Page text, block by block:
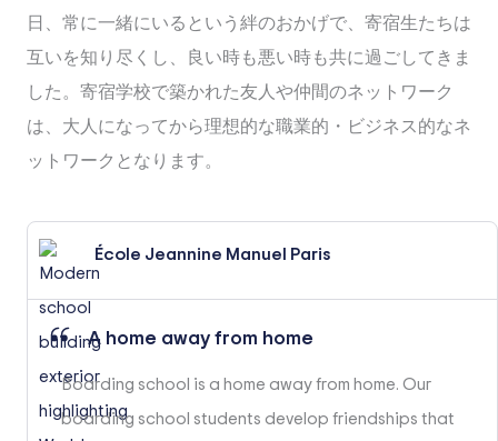
日、常に一緒にいるという絆のおかげで、寄宿生たちは
互いを知り尽くし、良い時も悪い時も共に過ごしてきま
した。寄宿学校で築かれた友人や仲間のネットワーク
は、大人になってから理想的な職業的・ビジネス的なネ
ットワークとなります。
École Jeannine Manuel Paris
A home away from home
Boarding school is a home away from home. Our
boarding school students develop friendships that